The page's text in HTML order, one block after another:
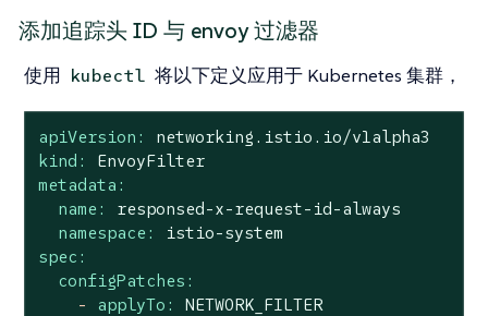
添加追踪头 ID 与 envoy 过滤器
使用 kubectl 将以下定义应用于 Kubernetes 集群，
apiVersion:
networking.istio.io/v1alpha3
kind:
EnvoyFilter
metadata:
name:
responsed-x-request-id-always
namespace:
istio-system
spec:
configPatches:
-
applyTo:
NETWORK_FILTER